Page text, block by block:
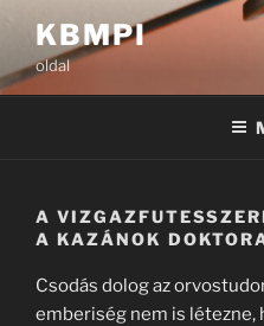
KBMPI
oldal
A
A KAZÁNOK
Csodás dolog az
emberiség nem is létezne,